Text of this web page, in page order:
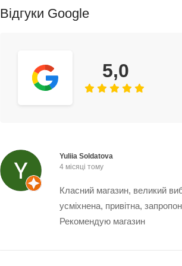
Відгуки Google
5,0
Yuliia Soldatova
4 місяці тому
Класний магазин, великий
усміхнена, привітна,
Рекомендую магазин